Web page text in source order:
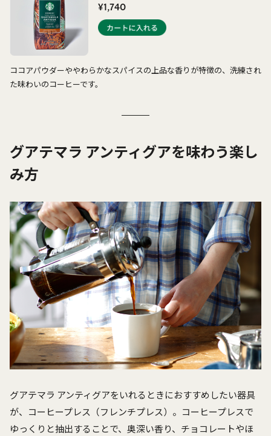
¥1,740
ココアパウダーややわらかなスパイスの上品な香りが特徴の、洗練され
た味わいのコーヒーです。
グアテマラ アンティグアを味わう楽し
み方
グアテマラ アンティグアをいれるときにおすすめしたい器具
が、コーヒープレス（フレンチプレス）。コーヒープレスで
ゆっくりと抽出することで、奥深い香り、チョコレートやほ